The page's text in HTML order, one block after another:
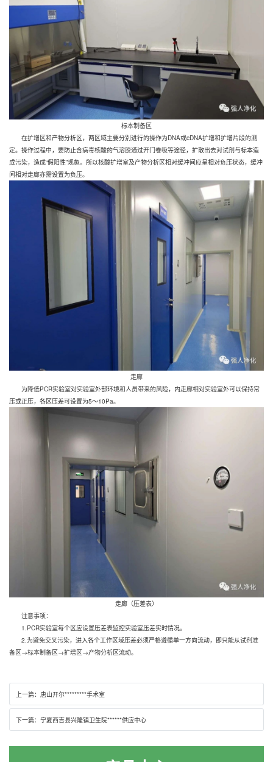
标本制备区
在扩增区和产物分析区，两区域主要分别进行的操作为DNA或cDNA扩增和扩增片段的测
定。操作过程中，要防止含病毒核酸的气溶胶通过开门卷吸等途径，扩散出去对试剂与标本造
成污染，造成“假阳性”现象。所以核酸扩增室及产物分析区相对缓冲间应呈相对负压状态，缓冲
间相对走廊亦需设置为负压。
走廊
为降低PCR实验室对实验室外部环境和人员带来的风险，内走廊相对实验室外可以保持常
压或正压，各区压差可设置为5～10Pa。
走廊（压差表）
注意事项：
1.PCR实验室每个区应设置压差表监控实验室压差实时情况。
2.为避免交叉污染，进入各个工作区域压差必须严格遵循单一方向流动，即只能从试剂准
备区→标本制备区→扩增区→产物分析区流动。
上一篇： 唐山开尔*********手术室
下一篇： 宁夏西吉县兴隆镇卫生院******供应中心